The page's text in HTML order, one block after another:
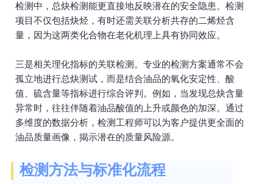
检测中，总炔检测能更直接地反映潜在的安全隐患。检测
项目不仅包括炔烃，有时还需关联分析共存的二烯烃含
量，因为这两类化合物在老化机理上具有协同效应。
三是相关理化指标的关联检测。专业的检测方案通常不会
孤立地进行总炔测试，而是结合油品的氧化安定性、酸
值、硫含量等指标进行综合评判。例如，当发现总炔含量
异常时，往往伴随着油品酸值的上升或颜色的加深。通过
多维度的数据分析，检测工程师可以为客户提供更全面的
油品质量画像，揭示潜在的质量风险源。
检测方法与标准化流程